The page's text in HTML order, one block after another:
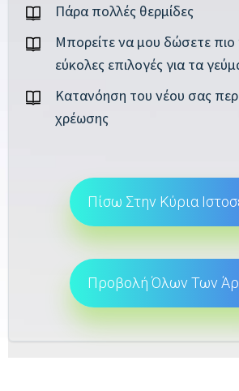
Πάρα πολλές θερμίδες
Μπορείτε να μου δώσετε πιο
εύκολες επιλογές για τα
Κατανόηση του νέου σας
χρέωσης
Πίσω Στην Κύρια
Προβολή Όλων Των